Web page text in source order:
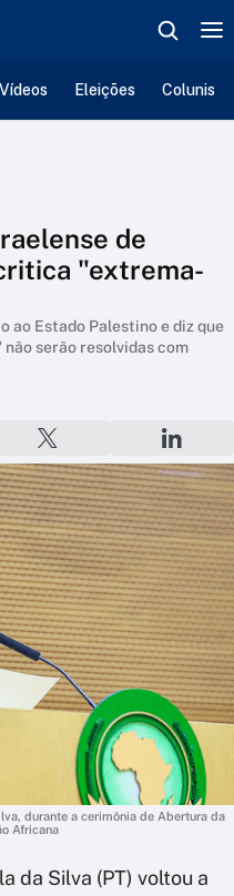
Vídeos Eleições
de
"extrema-
ao Estado Palestino e diz que
serão resolvidas com
durante a cerimônia de Abertura da
Africana
da Silva (PT) voltou a